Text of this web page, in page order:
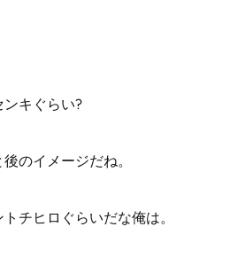
キぐらい?
のイメージだね。
チヒロぐらいだな俺は。